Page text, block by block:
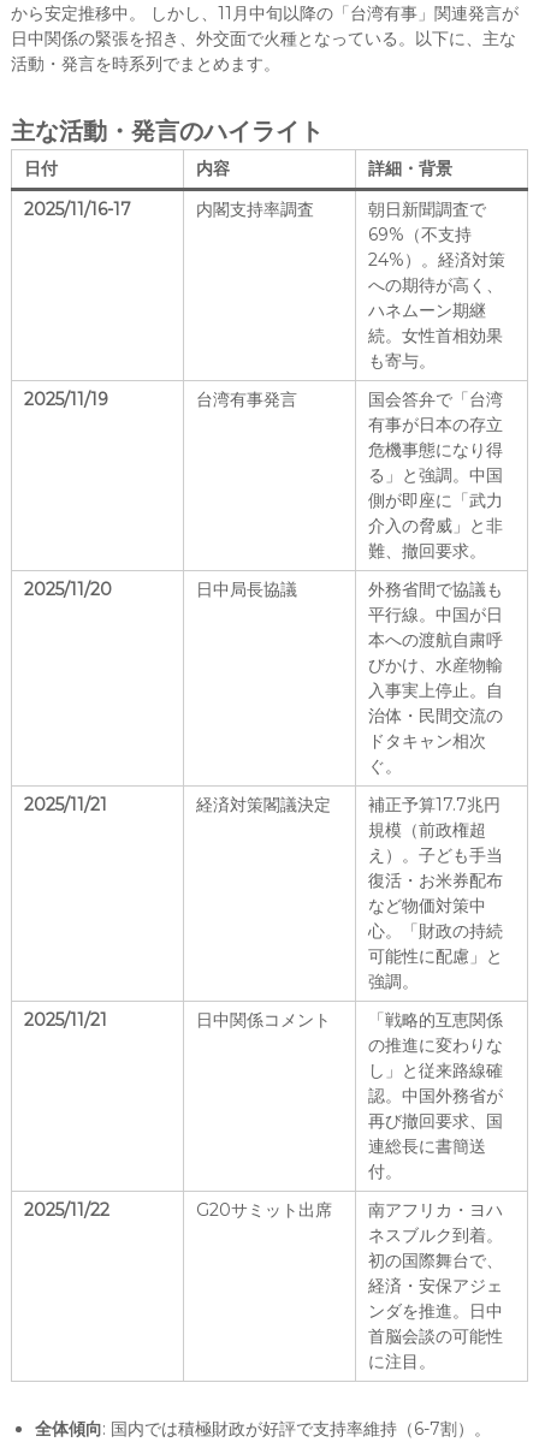
から安定推移中。 しかし、11月中旬以降の「台湾有事」関連発言が
日中関係の緊張を招き、外交面で火種となっている。以下に、主な
活動・発言を時系列でまとめます。
主な活動・発言のハイライト
日付 内容
詳細・背景
2025/11/16-17
内閣支持率調査
朝日新聞調査で
69%（不支持
24%）。経済対策
への期待が高く、
ハネムーン期継
続。女性首相効果
も寄与。
2025/11/19
台湾有事発言
国会答弁で「台湾
有事が日本の存立
危機事態になり得
る」と強調。中国
側が即座に「武力
介入の脅威」と非
難、撤回要求。
2025/11/20
日中局長協議
外務省間で協議も
平行線。中国が日
本への渡航自粛呼
びかけ、水産物輸
入事実上停止。自
治体・民間交流の
ドタキャン相次
ぐ。
2025/11/21
経済対策閣議決定
補正予算17.7兆円
規模（前政権超
え）。子ども手当
復活・お米券配布
など物価対策中
心。「財政の持続
可能性に配慮」と
強調。
2025/11/21
日中関係コメント
「戦略的互恵関係
の推進に変わりな
し」と従来路線確
認。中国外務省が
再び撤回要求、国
連総長に書簡送
付。
2025/11/22
G20サミット出席
南アフリカ・ヨハ
ネスブルク到着。
初の国際舞台で、
経済・安保アジェ
ンダを推進。日中
首脳会談の可能性
に注目。
全体傾向: 国内では積極財政が好評で支持率維持（6-7割）。